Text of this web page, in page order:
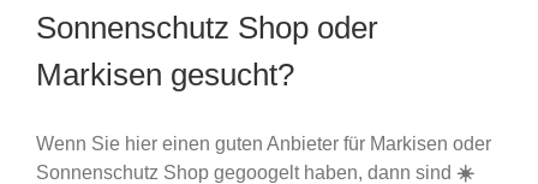
Sonnenschutz Shop oder
Markisen gesucht?
Wenn Sie hier einen guten Anbieter für Markisen oder
Sonnenschutz Shop gegoogelt haben, dann sind ☀️